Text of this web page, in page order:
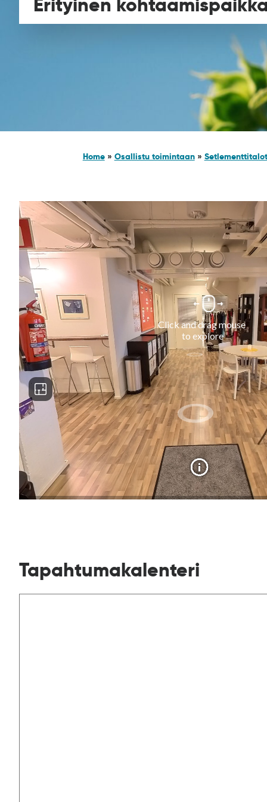
Erityinen
Home» Osallistu toimintaan» Setlementtitalot
Tapahtumakalenteri